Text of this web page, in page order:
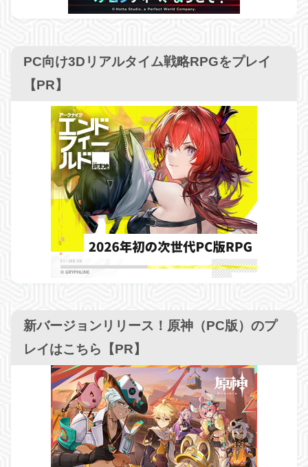
PC向け3Dリアルタイム戦略RPGをプレイ
【PR】
新バージョンリリース！原神（PC版）のプ
レイはこちら【PR】